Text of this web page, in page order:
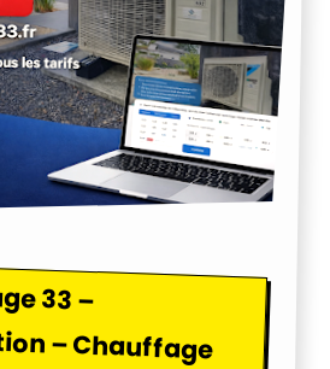
33 –
– Chauffage